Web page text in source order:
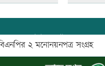
প্রধান সম্পাদক:আফজাল
প্রোমিতা আফরিন কর্তৃক
২ মনোনয়নপত্র সংগ্রহ